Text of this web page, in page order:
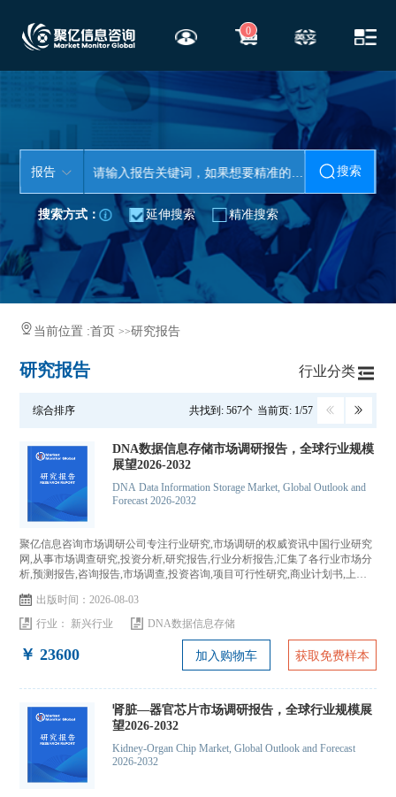
0
报告 搜索
搜索方式： 延伸搜索 精准搜索
当前位置 :首页>>研究报告
研究报告 行业分类
综合排序 共找到: 567个 当前页: 1/57
DNA数据信息存储市场调研报告，全球行业规模
展望2026-2032
DNA Data Information Storage Market, Global Outlook and
Forecast 2026-2032
聚亿信息咨询市场调研公司专注行业研究,市场调研的权威资讯中国行业研究
网,从事市场调查研究,投资分析,研究报告,行业分析报告,汇集了各行业市场分
析,预测报告,咨询报告,市场调查,投资咨询,项目可行性研究,商业计划书,上市
出版时间：2026-08-03
行业： 新兴行业 DNA数据信息存储
￥ 23600 加入购物车 获取免费样本
肾脏—器官芯片市场调研报告，全球行业规模展
望2026-2032
Kidney-Organ Chip Market, Global Outlook and Forecast
2026-2032